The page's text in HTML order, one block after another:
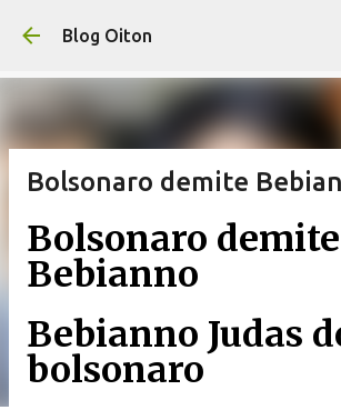
Pular para o conteúdo
Blog Oiton
Bolsonaro demite
Bolsonaro demite
Bebianno
Bebianno Judas
bolsonaro